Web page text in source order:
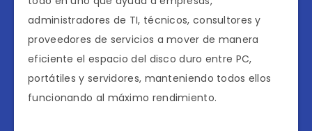
administradores de TI, técnicos, consultores y
proveedores de servicios a mover de manera
eficiente el espacio del disco duro entre PC,
portátiles y servidores, manteniendo todos ellos
funcionando al máximo rendimiento.